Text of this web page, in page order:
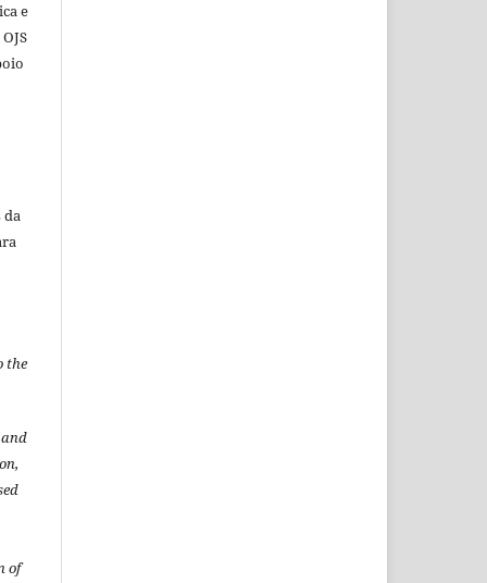
e
da
the
of